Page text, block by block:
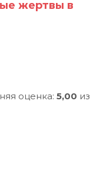
жертвы в
оценка: 5,00 из